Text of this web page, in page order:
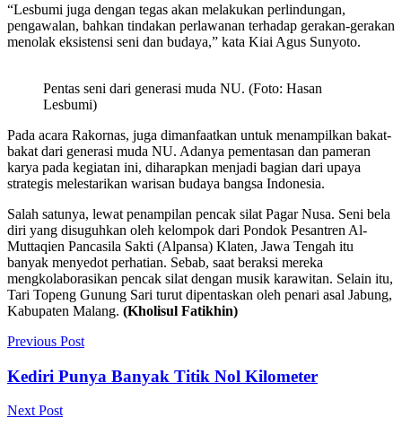
“Lesbumi juga dengan tegas akan melakukan perlindungan,
pengawalan, bahkan tindakan perlawanan terhadap gerakan-gerakan
menolak eksistensi seni dan budaya,” kata Kiai Agus Sunyoto.
Pentas seni dari generasi muda NU. (Foto: Hasan
Lesbumi)
Pada acara Rakornas, juga dimanfaatkan untuk menampilkan bakat-
bakat dari generasi muda NU. Adanya pementasan dan pameran
karya pada kegiatan ini, diharapkan menjadi bagian dari upaya
strategis melestarikan warisan budaya bangsa Indonesia.
Salah satunya, lewat penampilan pencak silat Pagar Nusa. Seni bela
diri yang disuguhkan oleh kelompok dari Pondok Pesantren Al-
Muttaqien Pancasila Sakti (Alpansa) Klaten, Jawa Tengah itu
banyak menyedot perhatian. Sebab, saat beraksi mereka
mengkolaborasikan pencak silat dengan musik karawitan. Selain itu,
Tari Topeng Gunung Sari turut dipentaskan oleh penari asal Jabung,
Kabupaten Malang. (Kholisul Fatikhin)
Previous Post
Kediri Punya Banyak Titik Nol Kilometer
Next Post